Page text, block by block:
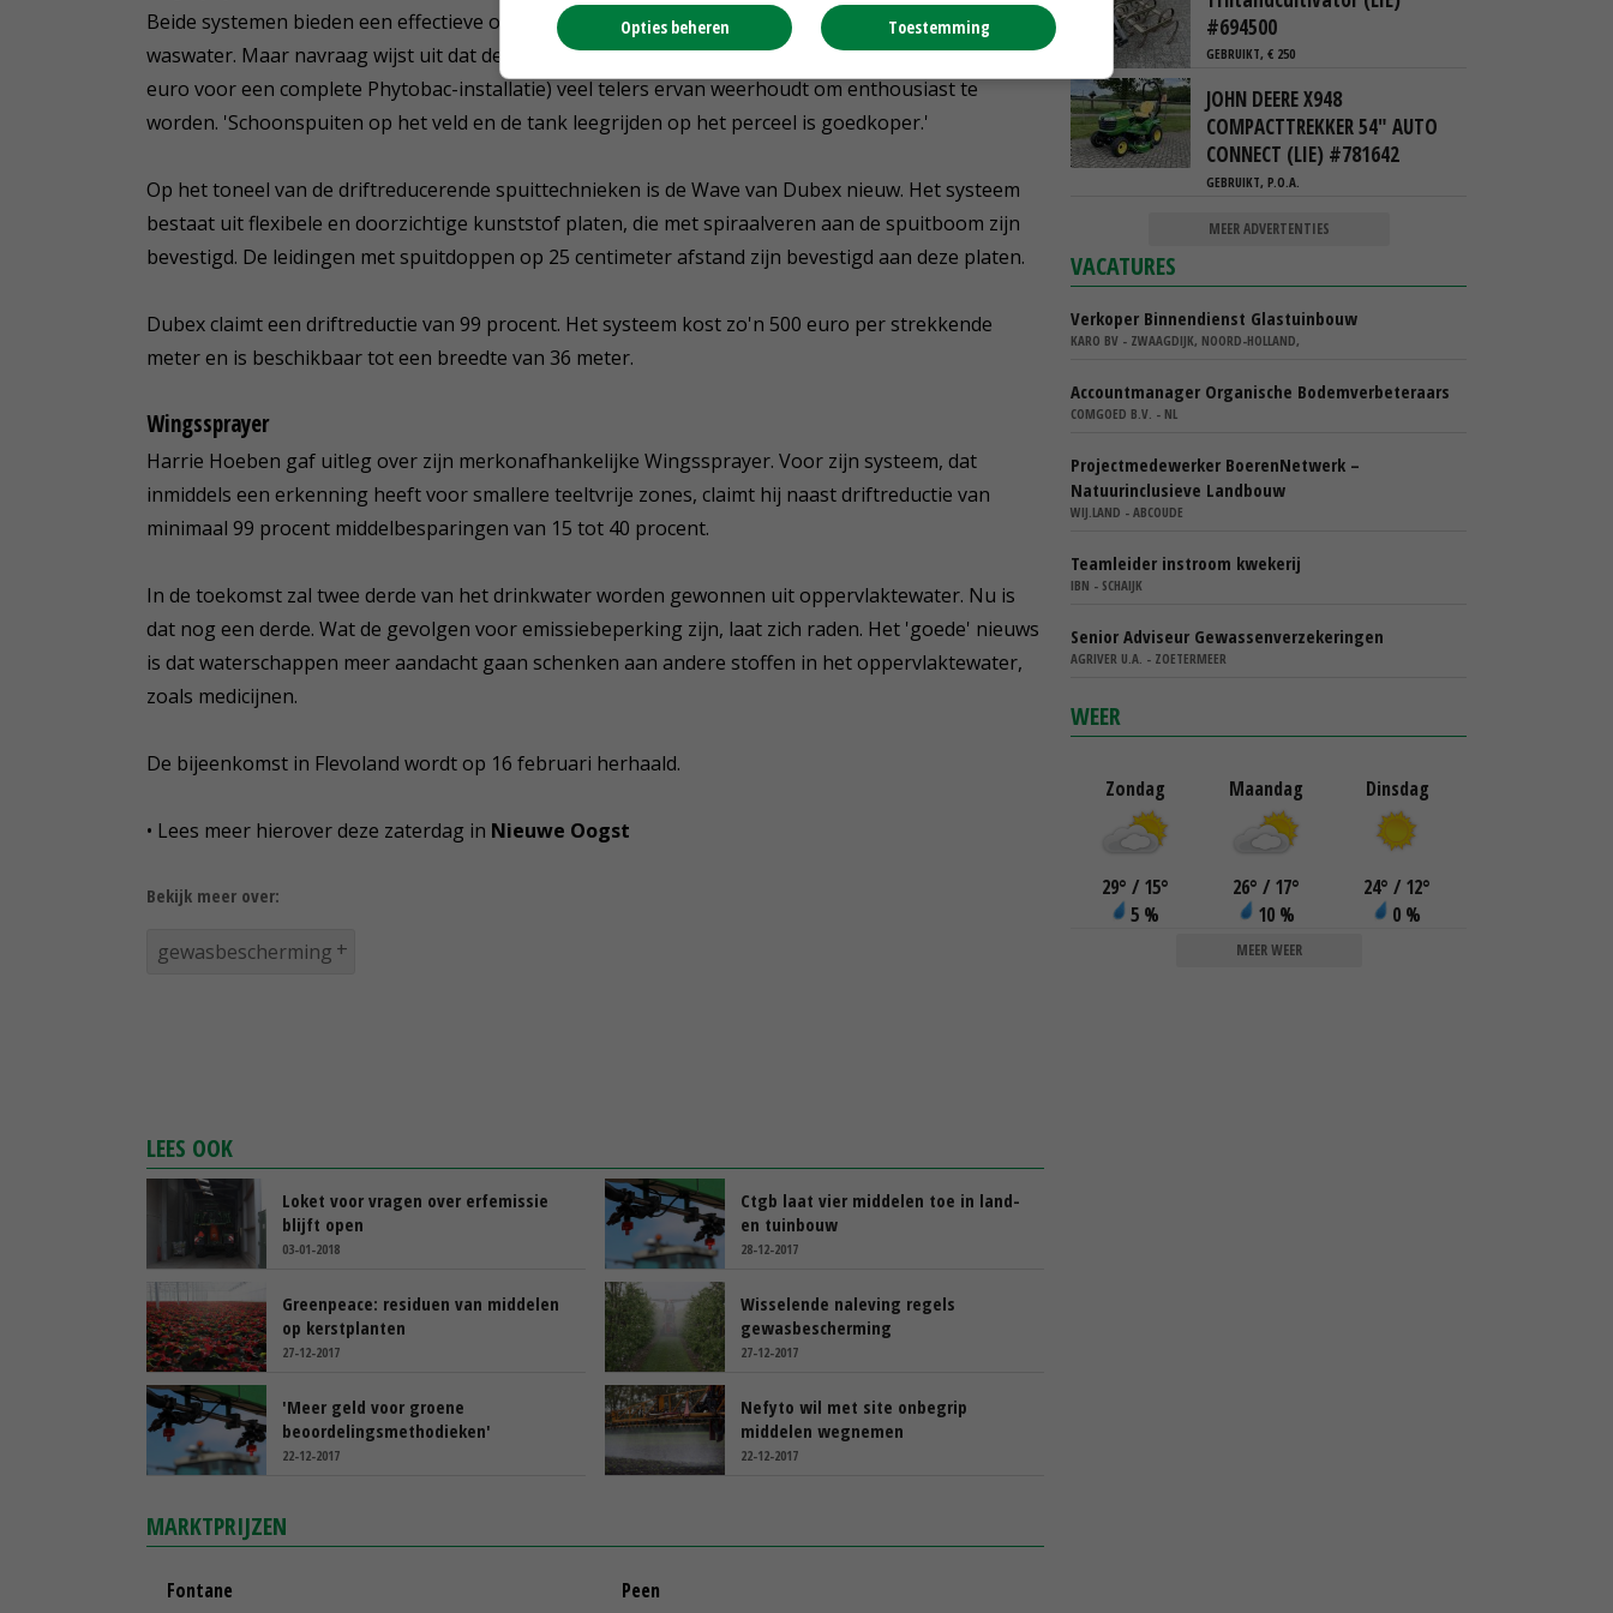
Beide systemen bieden een effectieve oplossing voor het verwerken van restvloeistoffen en
waswater. Maar navraag wijst uit dat de prijs (ongeveer 5.400 euro voor de Heliosec en ruim 7.000
euro voor een complete Phytobac-installatie) veel telers ervan weerhoudt om enthousiast te
worden. 'Schoonspuiten op het veld en de tank leegrijden op het perceel is goedkoper.'
Op het toneel van de driftreducerende spuittechnieken is de Wave van Dubex nieuw. Het systeem
bestaat uit flexibele en doorzichtige kunststof platen, die met spiraalveren aan de spuitboom zijn
bevestigd. De leidingen met spuitdoppen op 25 centimeter afstand zijn bevestigd aan deze platen.
Dubex claimt een driftreductie van 99 procent. Het systeem kost zo'n 500 euro per strekkende
meter en is beschikbaar tot een breedte van 36 meter.
Wingssprayer
Harrie Hoeben gaf uitleg over zijn merkonafhankelijke Wingssprayer. Voor zijn systeem, dat
inmiddels een erkenning heeft voor smallere teeltvrije zones, claimt hij naast driftreductie van
minimaal 99 procent middelbesparingen van 15 tot 40 procent.
In de toekomst zal twee derde van het drinkwater worden gewonnen uit oppervlaktewater. Nu is
dat nog een derde. Wat de gevolgen voor emissiebeperking zijn, laat zich raden. Het 'goede' nieuws
is dat waterschappen meer aandacht gaan schenken aan andere stoffen in het oppervlaktewater,
zoals medicijnen.
De bijeenkomst in Flevoland wordt op 16 februari herhaald.
• Lees meer hierover deze zaterdag in Nieuwe Oogst
Bekijk meer over:
gewasbescherming
LEES OOK
Loket voor vragen over erfemissie
blijft open
03-01-2018
Ctgb laat vier middelen toe in land-
en tuinbouw
28-12-2017
Greenpeace: residuen van middelen
op kerstplanten
27-12-2017
Wisselende naleving regels
gewasbescherming
27-12-2017
'Meer geld voor groene
beoordelingsmethodieken'
22-12-2017
Nefyto wil met site onbegrip
middelen wegnemen
22-12-2017
MARKTPRIJZEN
Fontane
Peen
#694500
GEBRUIKT, € 250
JOHN DEERE X948
COMPACTTREKKER 54" AUTO
CONNECT (LIE) #781642
GEBRUIKT, P.O.A.
MEER ADVERTENTIES
VACATURES
Verkoper Binnendienst Glastuinbouw
KARO BV - ZWAAGDIJK, NOORD-HOLLAND,
Accountmanager Organische Bodemverbeteraars
COMGOED B.V. - NL
Projectmedewerker BoerenNetwerk –
Natuurinclusieve Landbouw
WIJ.LAND - ABCOUDE
Teamleider instroom kwekerij
IBN - SCHAIJK
Senior Adviseur Gewassenverzekeringen
AGRIVER U.A. - ZOETERMEER
WEER
Zondag
29° / 15°
5 %
Maandag
26° / 17°
10 %
Dinsdag
24° / 12°
0 %
MEER WEER
Toestemming
Opties beheren